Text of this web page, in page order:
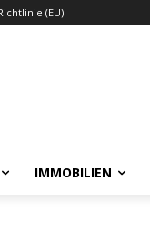
(EU)
IMMOBILIEN